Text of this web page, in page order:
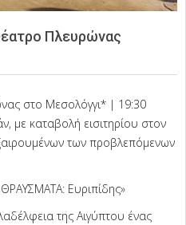
Πλευρώνας
στο Μεσολόγγι* | 19:30
με καταβολή εισιτηρίου στον
των προβλεπόμενων
Ευριπίδης»
της Αιγύπτου ένας